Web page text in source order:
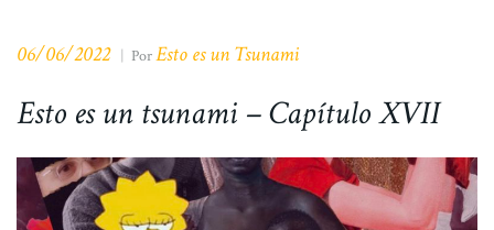
06/06/2022 | PorEsto es un Tsunami
Esto es un tsunami – Capítulo XVII